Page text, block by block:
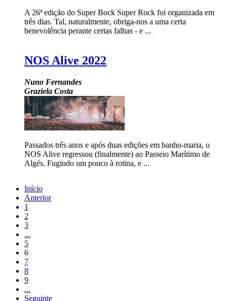
A 26ª edição do Super Bock Super Rock foi organizada em
três dias. Tal, naturalmente, obriga-nos a uma certa
benevolência perante certas falhas - e ...
NOS Alive 2022
Nuno Fernandes
Graziela Costa
Passados três anos e após duas edições em banho-maria, o
NOS Alive regressou (finalmente) ao Passeio Marítimo de
Algés. Fugindo um pouco à rotina, e ...
Início
Anterior
1
2
3
...
5
6
7
8
9
...
Seguinte